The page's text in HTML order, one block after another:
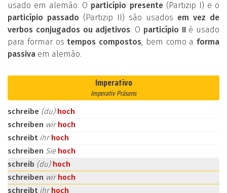
usado em alemão. O particípio presente(Partizip I) e o
particípio passado (Partizip II) são usados em vez de
verbos conjugados ou adjetivos. O particípio IIé usado
para formar ostempos compostos, bem como a forma
passiva em alemão.
Imperativo
Imperativ Präsens
schreibe (du) hoch
schreiben wirhoch
schreibt ihrhoch
schreiben Sie hoch
schreib (du) hoch
schreiben wirhoch
schreibt ihrhoch